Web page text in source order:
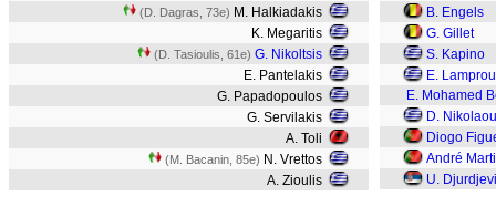
(D. Dagras, 73e) M. Halkiadakis
K. Megaritis
(D. Tasioulis, 61e) G. Nikoltsis
E. Pantelakis
G. Papadopoulos
G. Servilakis
A. Toli
(M. Bacanin, 85e) N. Vrettos
A. Zioulis
B. Engels
G. Gillet
S. Kapino
E. Lamprou
E. Mohamed
D. Nikolaou
Diogo
André
U.